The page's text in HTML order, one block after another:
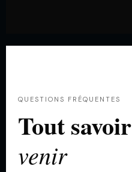
QUESTIONS FRÉQUENTES
Tout savoir
venir